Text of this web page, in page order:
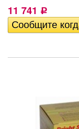
11 741 Р